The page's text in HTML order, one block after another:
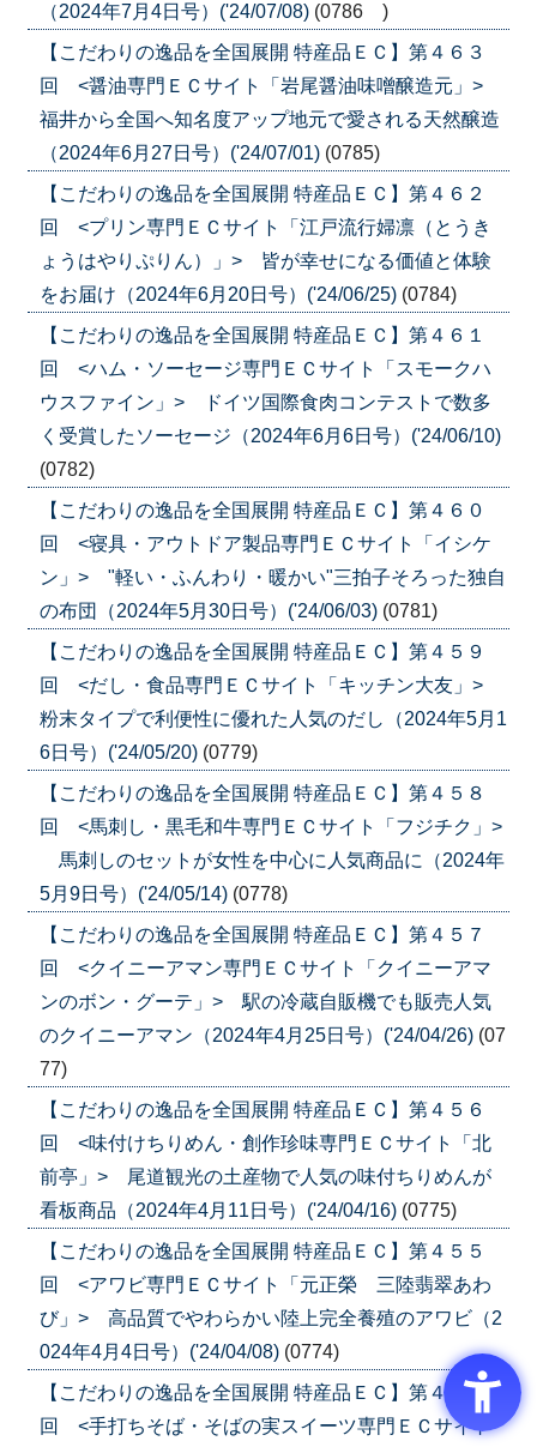
（2024年7月4日号）('24/07/08) (0786 )
【こだわりの逸品を全国展開 特産品ＥＣ】第４６３
回 <醤油専門ＥＣサイト「岩尾醤油味噌醸造元」>
福井から全国へ知名度アップ地元で愛される天然醸造
（2024年6月27日号）('24/07/01) (0785)
【こだわりの逸品を全国展開 特産品ＥＣ】第４６２
回 <プリン専門ＥＣサイト「江戸流行婦凛（とうき
ょうはやりぷりん）」> 皆が幸せになる価値と体験
をお届け（2024年6月20日号）('24/06/25) (0784)
【こだわりの逸品を全国展開 特産品ＥＣ】第４６１
回 <ハム・ソーセージ専門ＥＣサイト「スモークハ
ウスファイン」> ドイツ国際食肉コンテストで数多
く受賞したソーセージ（2024年6月6日号）('24/06/10)
(0782)
【こだわりの逸品を全国展開 特産品ＥＣ】第４６０
回 <寝具・アウトドア製品専門ＥＣサイト「イシケ
ン」> "軽い・ふんわり・暖かい"三拍子そろった独自
の布団（2024年5月30日号）('24/06/03) (0781)
【こだわりの逸品を全国展開 特産品ＥＣ】第４５９
回 <だし・食品専門ＥＣサイト「キッチン大友」>
粉末タイプで利便性に優れた人気のだし（2024年5月1
6日号）('24/05/20) (0779)
【こだわりの逸品を全国展開 特産品ＥＣ】第４５８
回 <馬刺し・黒毛和牛専門ＥＣサイト「フジチク」>
馬刺しのセットが女性を中心に人気商品に（2024年
5月9日号）('24/05/14) (0778)
【こだわりの逸品を全国展開 特産品ＥＣ】第４５７
回 <クイニーアマン専門ＥＣサイト「クイニーアマ
ンのボン・グーテ」> 駅の冷蔵自販機でも販売人気
のクイニーアマン（2024年4月25日号）('24/04/26) (07
77)
【こだわりの逸品を全国展開 特産品ＥＣ】第４５６
回 <味付けちりめん・創作珍味専門ＥＣサイト「北
前亭」> 尾道観光の土産物で人気の味付ちりめんが
看板商品（2024年4月11日号）('24/04/16) (0775)
【こだわりの逸品を全国展開 特産品ＥＣ】第４５５
回 <アワビ専門ＥＣサイト「元正榮 三陸翡翠あわ
び」> 高品質でやわらかい陸上完全養殖のアワビ（2
024年4月4日号）('24/04/08) (0774)
【こだわりの逸品を全国展開 特産品ＥＣ】第４５４
回 <手打ちそば・そばの実スイーツ専門ＥＣサイト